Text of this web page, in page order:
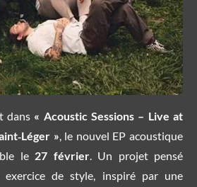
dans « Acoustic Sessions – Live at
», le nouvel EP acoustique
le 27 février. Un projet pensé
de style, inspiré par une